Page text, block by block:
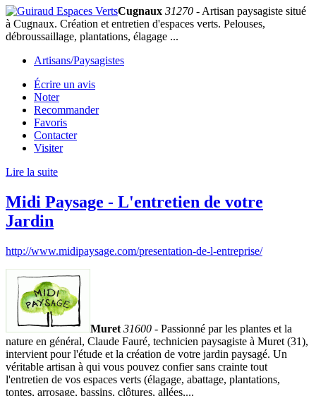
Cugnaux 31270 - Artisan paysagiste situé
à Cugnaux. Création et entretien d'espaces verts. Pelouses,
débroussaillage, plantations, élagage ...
Artisans/Paysagistes
Écrire un avis
Noter
Recommander
Favoris
Contacter
Visiter
Lire la suite
Midi Paysage - L'entretien de votre
Jardin
http://www.midipaysage.com/presentation-de-l-entreprise/
Muret 31600 - Passionné par les plantes et la
nature en général, Claude Fauré, technicien paysagiste à Muret (31),
intervient pour l'étude et la création de votre jardin paysagé. Un
véritable artisan à qui vous pouvez confier sans crainte tout
l'entretien de vos espaces verts (élagage, abattage, plantations,
tontes, arrosage, bassins, clôtures, allées,...